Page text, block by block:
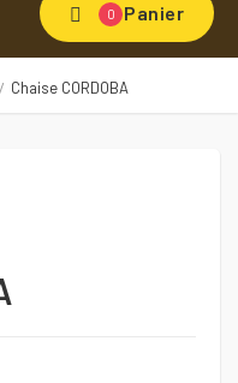
0 Panier
Chaise CORDOBA